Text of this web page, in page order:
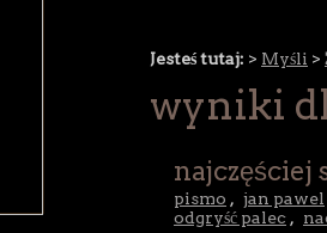
Jesteś tutaj: > Myśli >
wyniki
najczęściej
pismo , jan pawel
odgryść palec ,